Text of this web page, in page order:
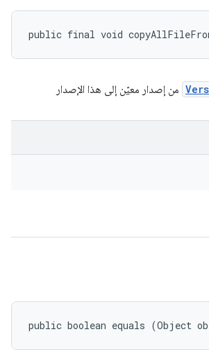
public final void
من إصدار معيّن إلى هذا الإصدار
public boolean equals (Object